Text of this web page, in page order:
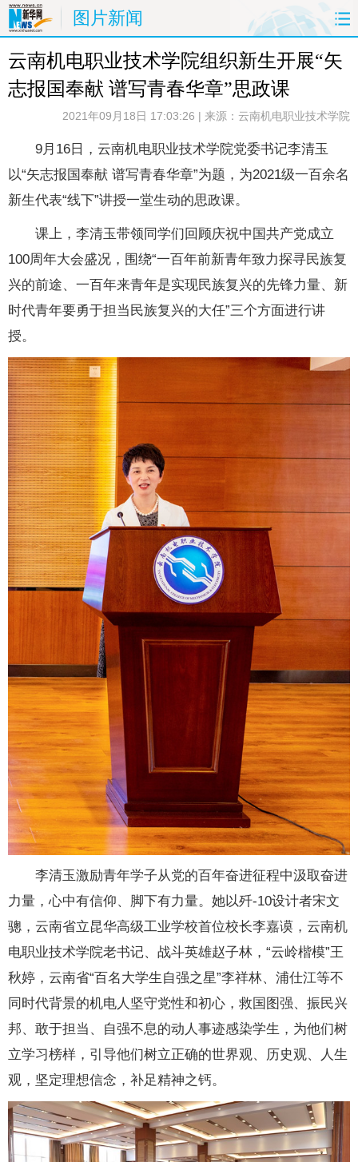
图片新闻
首页 要闻 原创 看云南
政务 旅游 州市
健康 社会 图片 经济
服务 云南故事 云南青年说 风味云南
云南机电职业技术学院组织新生开展“矢
志报国奉献 谱写青春华章”思政课
2021年09月18日 17:03:26 | 来源：云南机电职业技术学院
9月16日，云南机电职业技术学院党委书记李清玉
以“矢志报国奉献 谱写青春华章”为题，为2021级一百余名
新生代表“线下”讲授一堂生动的思政课。
课上，李清玉带领同学们回顾庆祝中国共产党成立
100周年大会盛况，围绕“一百年前新青年致力探寻民族复
兴的前途、一百年来青年是实现民族复兴的先锋力量、新
时代青年要勇于担当民族复兴的大任”三个方面进行讲
授。
李清玉激励青年学子从党的百年奋进征程中汲取奋进
力量，心中有信仰、脚下有力量。她以歼-10设计者宋文
骢，云南省立昆华高级工业学校首位校长李嘉谟，云南机
电职业技术学院老书记、战斗英雄赵子林，“云岭楷模”王
秋婷，云南省“百名大学生自强之星”李祥林、浦仕江等不
同时代背景的机电人坚守党性和初心，救国图强、振民兴
邦、敢于担当、自强不息的动人事迹感染学生，为他们树
立学习榜样，引导他们树立正确的世界观、历史观、人生
观，坚定理想信念，补足精神之钙。